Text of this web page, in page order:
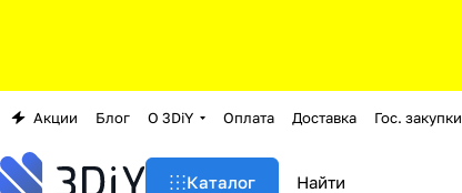
Акции Блог О 3DiY Оплата Доставка Гос. закупки
Каталог